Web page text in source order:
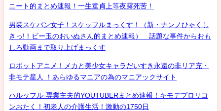
ニート的まとめ速報！一生童貞上等夜露死苦！
男装スケバン女子！スケッフルまっくす！（新・ナンノひゃくし
きっ!！ビー玉のおいぬさん的まとめ速報） 話題な事件からおも
しろ動画まで取り上げまっくす
ロボットアニメ！メカと美少女キャラだいすき永遠の非リア充・
非モテ星人 ！あらゆるマニアの為のマニアックサイト
ハルッフル-専業主夫的YOUTUBERまとめ速報！キモデブロリコ
ンおたく！初老人の介護生活！激動の1750日